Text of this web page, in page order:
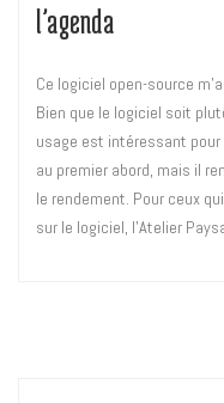
l’agenda
Ce logiciel open-source
Bien que le logiciel soit
usage est intéressant
au premier abord, mais il
le rendement. Pour ceux
sur le logiciel, l’Atelier